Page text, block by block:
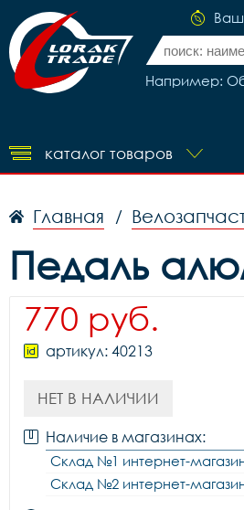
Ваш
Например:
каталог товаров
Главная /
Педаль
770 руб.
артикул: 40213
НЕТ В НАЛИЧИИ
Наличие в магазинах:
Склад №1 интернет-
Склад №2 интернет-